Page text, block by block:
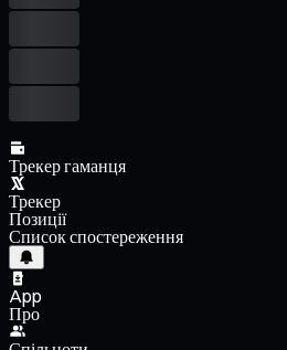
Трекер гаманця
Трекер
Позиції
Список спостереження
App
Про